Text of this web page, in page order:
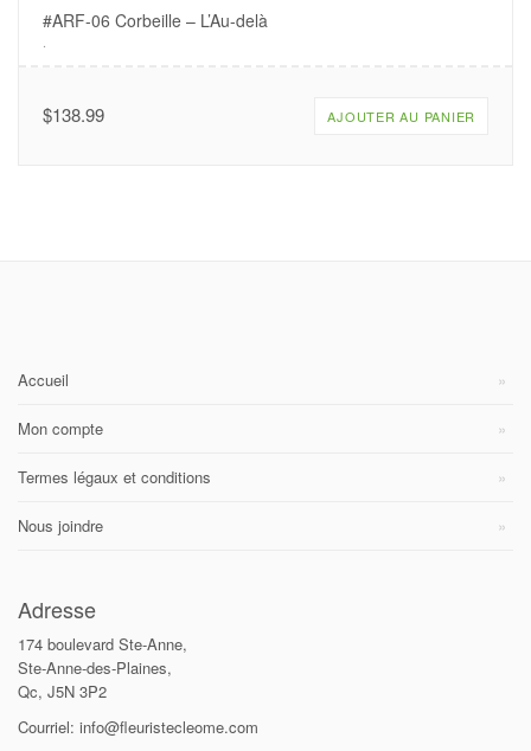
#ARF-06 Corbeille – L’Au-delà
$138.99 AJOUTER AU PANIER
Accueil
Mon compte
Termes légaux et conditions
Nous joindre
Adresse
174 boulevard Ste-Anne,
Ste-Anne-des-Plaines,
Qc, J5N 3P2
Courriel: info@fleuristecleome.com